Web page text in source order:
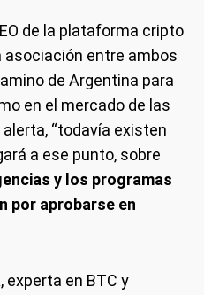
de la plataforma cripto
asociación entre ambos
de Argentina para
en el mercado de las
“todavía existen
a ese punto, sobre
y los programas
por aprobarse en
, experta en BTC y